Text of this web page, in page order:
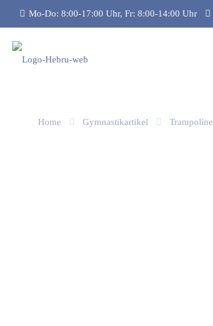
Mo-Do: 8:00-17:00 Uhr, Fr: 8:00-14:00 Uhr
Home Gymnastikartikel Trampoline